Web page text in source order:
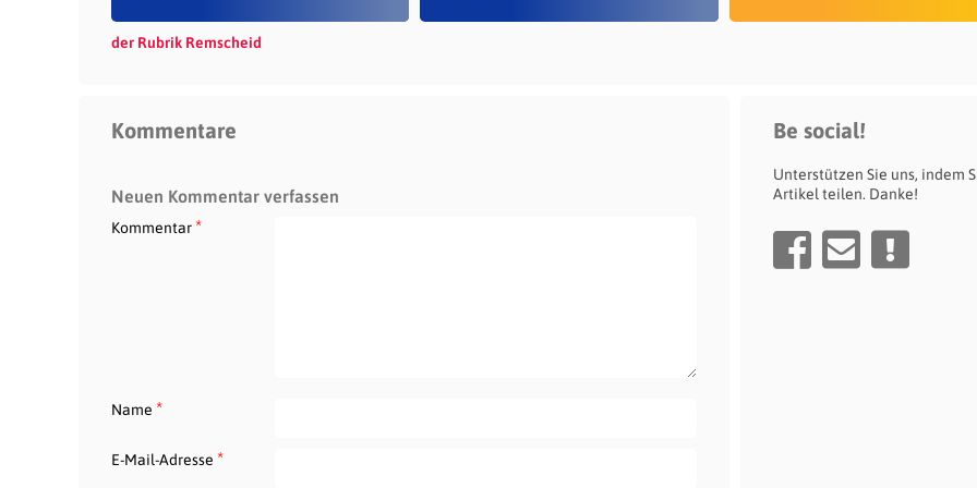
der Rubrik Remscheid
Kommentare
Neuen Kommentar verfassen
Kommentar*
Name *
E-Mail-Adresse *
Be social!
Unterstützen Sie uns, indem
Artikel teilen. Danke!